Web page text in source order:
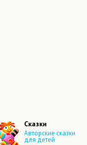
Сказки
Авторские сказки
для детей